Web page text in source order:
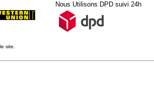
Nous Utilisons DPD suivi 24h
site.